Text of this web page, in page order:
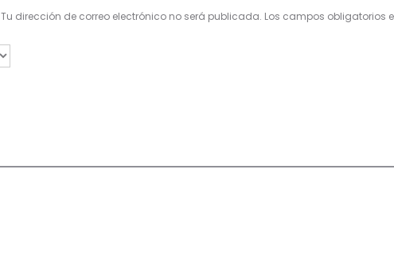
Tu dirección de correo electrónico no será publicada. Los campos obligatorios